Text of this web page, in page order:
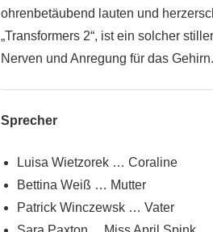
ohrenbetäubend lauten und
„Transformers 2“, ist ein solcher
Nerven und Anregung für das Gehirn.
Sprecher
Luisa Wietzorek … Coraline
Bettina Weiß … Mutter
Patrick Winczewsk … Vater